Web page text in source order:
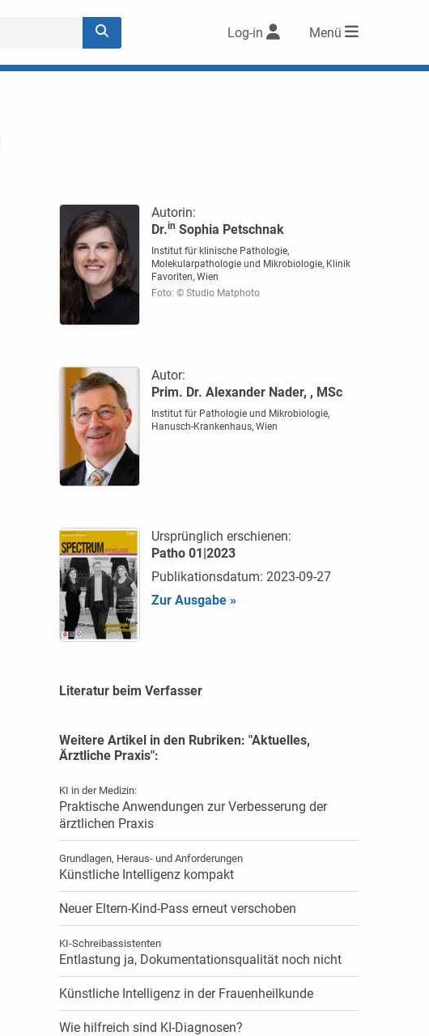
Log-in Menü
Autorin:
Dr.in Sophia Petschnak
Institut für klinische Pathologie,
Molekularpathologie und Mikrobiologie, Klinik
Favoriten, Wien
Foto: © Studio Matphoto
Autor:
Prim. Dr. Alexander Nader, , MSc
Institut für Pathologie und Mikrobiologie,
Hanusch-Krankenhaus, Wien
Ursprünglich erschienen:
Patho 01|2023
Publikationsdatum: 2023-09-27
Zur Ausgabe »
Literatur beim Verfasser
Weitere Artikel in den Rubriken: "Aktuelles,
Ärztliche Praxis":
KI in der Medizin:
Praktische Anwendungen zur Verbesserung der
ärztlichen Praxis
Grundlagen, Heraus- und Anforderungen
Künstliche Intelligenz kompakt
Neuer Eltern-Kind-Pass erneut verschoben
KI-Schreibassistenten
Entlastung ja, Dokumentationsqualität noch nicht
Künstliche Intelligenz in der Frauenheilkunde
Wie hilfreich sind KI-Diagnosen?